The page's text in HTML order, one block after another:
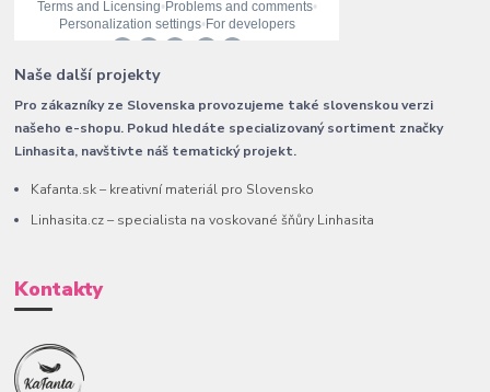
Naše další projekty
Pro zákazníky ze Slovenska provozujeme také slovenskou verzi
našeho e-shopu. Pokud hledáte specializovaný sortiment značky
Linhasita, navštivte náš tematický projekt.
Kafanta.sk – kreativní materiál pro Slovensko
Linhasita.cz – specialista na voskované šňůry Linhasita
Kontakty